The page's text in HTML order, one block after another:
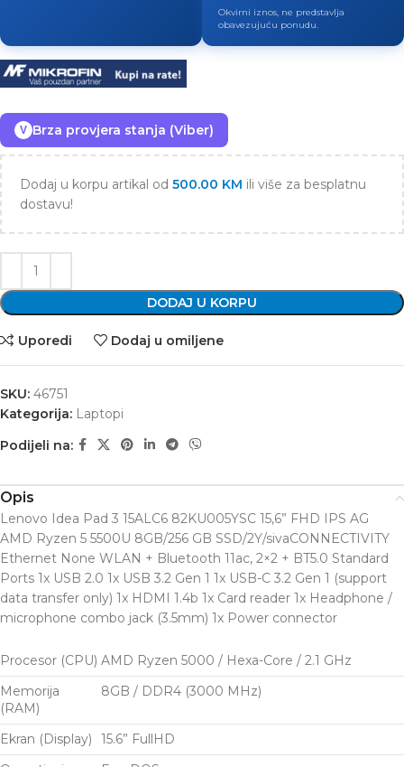
Okvirni iznos, ne predstavlja
obavezujuću ponudu.
V Brza provjera stanja (Viber)
Dodaj u korpu artikal od 500.00 KM ili više za besplatnu
dostavu!
DODAJ U KORPU
Uporedi Dodaj u omiljene
SKU: 46751
Kategorija: Laptopi
Podijeli na:
Opis
Lenovo Idea Pad 3 15ALC6 82KU005YSC 15,6” FHD IPS AG
AMD Ryzen 5 5500U 8GB/256 GB SSD/2Y/sivaCONNECTIVITY
Ethernet None WLAN + Bluetooth 11ac, 2×2 + BT5.0 Standard
Ports 1x USB 2.0 1x USB 3.2 Gen 1 1x USB-C 3.2 Gen 1 (support
data transfer only) 1x HDMI 1.4b 1x Card reader 1x Headphone /
microphone combo jack (3.5mm) 1x Power connector
Procesor (CPU) AMD Ryzen 5000 / Hexa-Core / 2.1 GHz
Memorija
(RAM)
8GB / DDR4 (3000 MHz)
Ekran (Display)
15.6” FullHD